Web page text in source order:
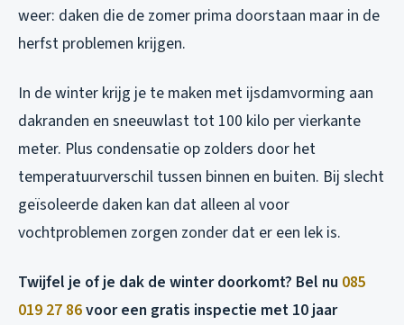
weer: daken die de zomer prima doorstaan maar in de
herfst problemen krijgen.
In de winter krijg je te maken met ijsdamvorming aan
dakranden en sneeuwlast tot 100 kilo per vierkante
meter. Plus condensatie op zolders door het
temperatuurverschil tussen binnen en buiten. Bij slecht
geïsoleerde daken kan dat alleen al voor
vochtproblemen zorgen zonder dat er een lek is.
Twijfel je of je dak de winter doorkomt? Bel nu 085
019 27 86voor een gratis inspectie met 10 jaar